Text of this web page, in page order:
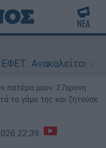
Ανακαλείται
πατέρα μου»: 27χρονη
το γάμο της και ζητούσε
22:39